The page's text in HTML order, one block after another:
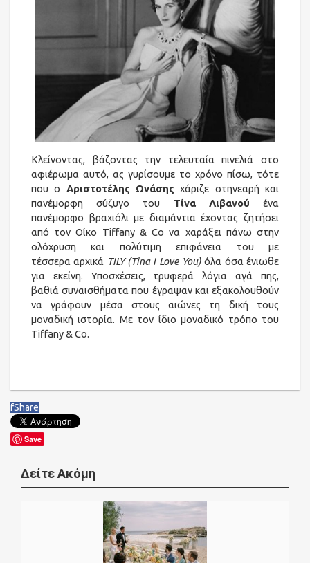
Κλείνοντας, βάζοντας την τελευταία πινελιά στο
αφιέρωμα αυτό, ας γυρίσουμε το χρόνο πίσω, τότε
που ο Αριστοτέλης Ωνάσης χάριζε στηνεαρή και
πανέμορφη σύζυγο του Τίνα Λιβανού ένα
πανέμορφο βραχιόλι με διαμάντια έχοντας ζητήσει
από τον Οίκο Tiffany & Co να χαράξει πάνω στην
ολόχρυση και πολύτιμη επιφάνεια του με
τέσσερα αρχικά TILY (Tina I Love You) όλα όσα ένιωθε
για εκείνη. Υποσχέσεις, τρυφερά λόγια αγά πης,
βαθιά συναισθήματα που έγραψαν και εξακολουθούν
να γράφουν μέσα στους αιώνες τη δική τους
μοναδική ιστορία. Με τον ίδιο μοναδικό τρόπο του
Tiffany & Co.
fShare
Save
Δείτε Ακόμη